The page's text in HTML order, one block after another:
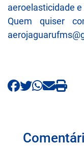
aeroelasticidade
Quem quiser